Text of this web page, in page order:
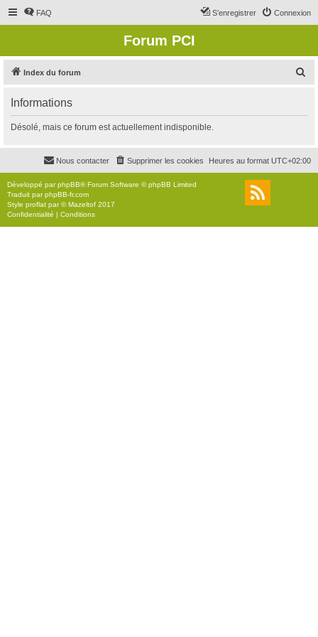
FAQ Connexion
S’enregistrer
Forum PCI
Index du forum
r
c
r
Informations
Désolé, mais ce forum est actuellement indisponible.
Heures au format UTC+02:00
Supprimer les cookies
Nous contacter
Développé parphpBB® Forum Software © phpBB Limited
Traduit parphpBB-fr.com
Style proflat par ©Mazeltof 2017
Confidentialité | Conditions